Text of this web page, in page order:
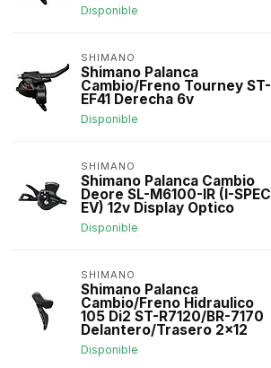
Disponible
SHIMANO
Shimano Palanca
Cambio/Freno Tourney ST-
EF41 Derecha 6v
Disponible
SHIMANO
Shimano Palanca Cambio
Deore SL-M6100-IR (I-SPEC
EV) 12v Display Optico
Disponible
SHIMANO
Shimano Palanca
Cambio/Freno Hidraulico
105 Di2 ST-R7120/BR-7170
Delantero/Trasero 2x12
Disponible